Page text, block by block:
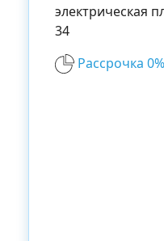
электрическая
34
Рассрочка